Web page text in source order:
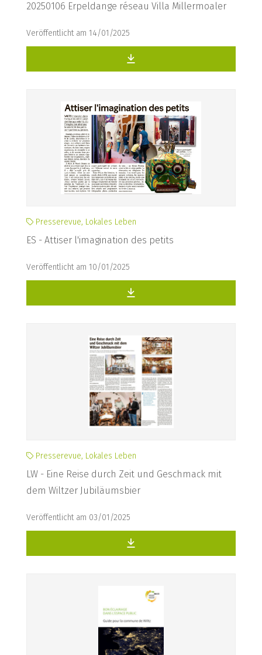
20250106 Erpeldange réseau Villa Millermoaler
Veröffentlicht am 14/01/2025
Presserevue, Lokales Leben
ES - Attiser l'imagination des petits
Veröffentlicht am 10/01/2025
Presserevue, Lokales Leben
LW - Eine Reise durch Zeit und Geschmack mit
dem Wiltzer Jubiläumsbier
Veröffentlicht am 03/01/2025